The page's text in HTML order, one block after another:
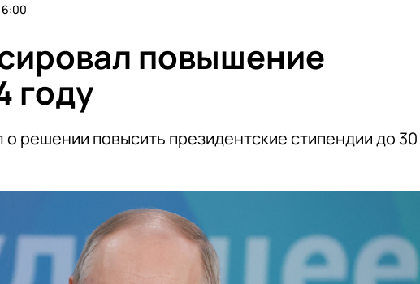
повышение
году
решении повысить президентские стипендии до 30